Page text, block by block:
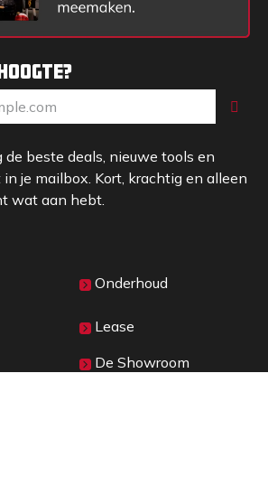
de beste deals, nieuwe tools en
je mailbox. Kort, krachtig en alleen
wat aan hebt.
Onderhoud
Lease
De Showroom